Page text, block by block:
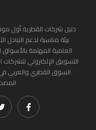
دليل شركات القطرية أول
بيئة مناسبة لدعم التبادل
العامية المهتمة بالأسواق
التسويق الإلكتروني
السوق القطري والعربي